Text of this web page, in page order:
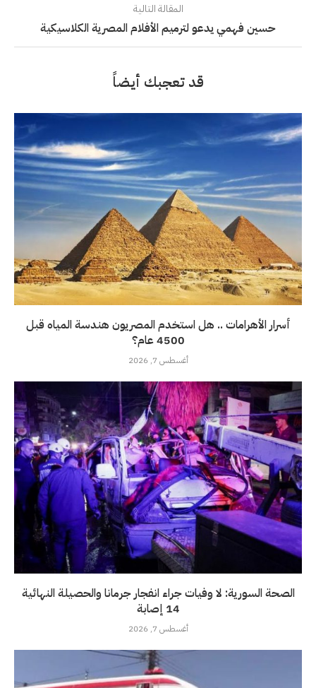
المقالة التالية
حسين فهمي يدعو لترميم الأفلام المصرية الكلاسيكية
قد تعجبك أيضاً
أسرار الأهرامات .. هل استخدم المصريون هندسة المياه قبل
4500 عام؟
أغسطس 7, 2026
الصحة السورية: لا وفيات جراء انفجار جرمانا والحصيلة النهائية
14 إصابة
أغسطس 7, 2026